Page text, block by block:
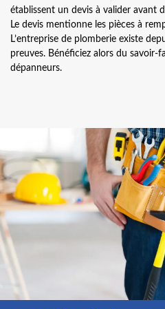
établissent un devis à valider avant
Le devis mentionne les pièces à
L’entreprise de plomberie existe
preuves. Bénéficiez alors du savoir-
dépanneurs.